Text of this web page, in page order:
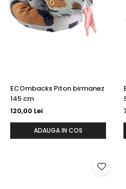
ECOmbacks Piton birmanez
145 cm
120,00 Lei
ADAUGA IN COS